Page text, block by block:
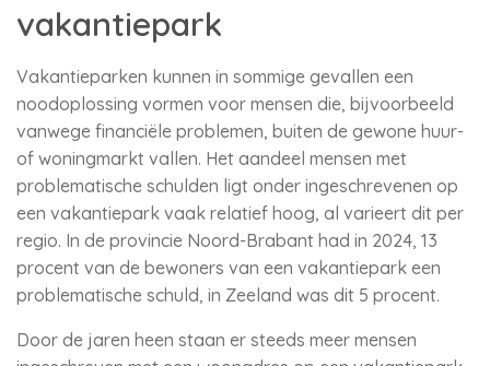
vakantiepark
Vakantieparken kunnen in sommige gevallen een
noodoplossing vormen voor mensen die, bijvoorbeeld
vanwege financiële problemen, buiten de gewone huur-
of woningmarkt vallen. Het aandeel mensen met
problematische schulden ligt onder ingeschrevenen op
een vakantiepark vaak relatief hoog, al varieert dit per
regio. In de provincie Noord-Brabant had in 2024, 13
procent van de bewoners van een vakantiepark een
problematische schuld, in Zeeland was dit 5 procent.
Door de jaren heen staan er steeds meer mensen